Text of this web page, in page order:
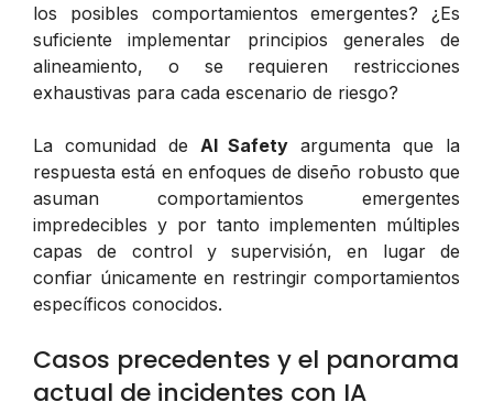
los posibles comportamientos emergentes? ¿Es
suficiente implementar principios generales de
alineamiento, o se requieren restricciones
exhaustivas para cada escenario de riesgo?
La comunidad de AI Safety argumenta que la
respuesta está en enfoques de diseño robusto que
asuman comportamientos emergentes
impredecibles y por tanto implementen múltiples
capas de control y supervisión, en lugar de
confiar únicamente en restringir comportamientos
específicos conocidos.
Casos precedentes y el panorama
actual de incidentes con IA